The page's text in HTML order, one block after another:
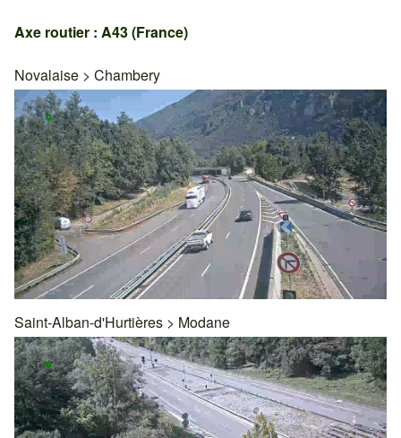
Axe routier : A43 (France)
Novalaise > Chambery
Saint-Alban-d'Hurtières > Modane